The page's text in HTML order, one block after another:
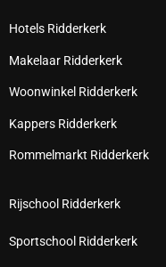
Hotels Ridderkerk
Makelaar Ridderkerk
Woonwinkel Ridderkerk
Kappers Ridderkerk
Rommelmarkt Ridderkerk
Rijschool Ridderkerk
Sportschool Ridderkerk